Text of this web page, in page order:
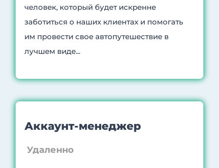
человек, который будет искренне
заботиться о наших клиентах и помогать
им провести свое автопутешествие в
лучшем виде...
Аккаунт-менеджер
Удаленно